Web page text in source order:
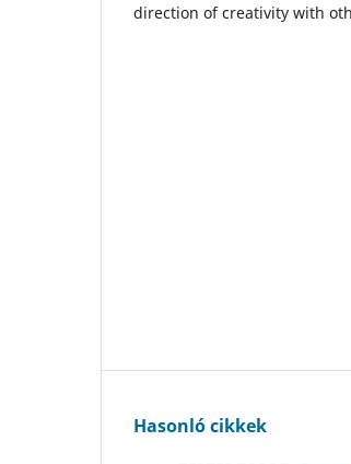
direction of creativity with
Hasonló cikkek